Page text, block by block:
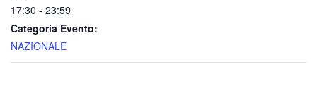
17:30 - 23:59
Categoria Evento:
NAZIONALE